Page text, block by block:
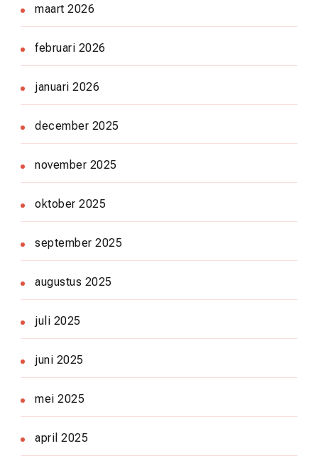
maart 2026
februari 2026
januari 2026
december 2025
november 2025
oktober 2025
september 2025
augustus 2025
juli 2025
juni 2025
mei 2025
april 2025